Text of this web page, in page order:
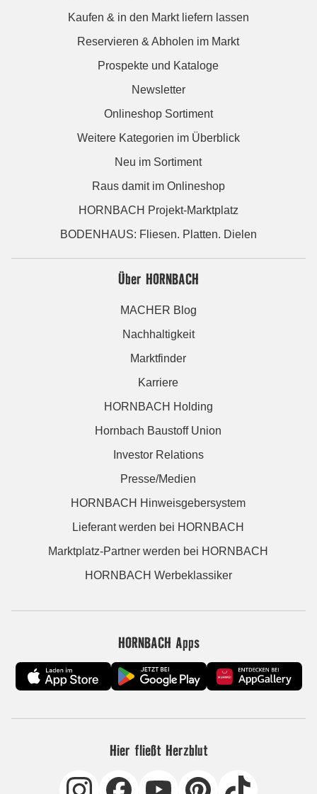
Kaufen & in den Markt liefern lassen
Reservieren & Abholen im Markt
Prospekte und Kataloge
Newsletter
Onlineshop Sortiment
Weitere Kategorien im Überblick
Neu im Sortiment
Raus damit im Onlineshop
HORNBACH Projekt-Marktplatz
BODENHAUS: Fliesen. Platten. Dielen
Über HORNBACH
MACHER Blog
Nachhaltigkeit
Marktfinder
Karriere
HORNBACH Holding
Hornbach Baustoff Union
Investor Relations
Presse/Medien
HORNBACH Hinweisgebersystem
Lieferant werden bei HORNBACH
Marktplatz-Partner werden bei HORNBACH
HORNBACH Werbeklassiker
HORNBACH Apps
Hier fließt Herzblut